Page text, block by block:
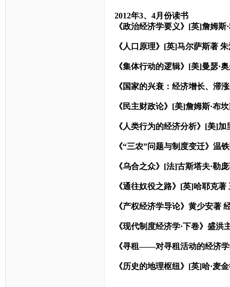
2012年3、 4月份读书
《政治经济学要义》 [英]詹姆斯
《人口原理》 [英]马尔萨斯著 朱
《集体行动的逻辑》 [美]曼瑟·
《国家的兴衰：经济增长、滞
《民主财政论》 [美]詹姆斯·布
《人类行为的经济分析》 [美]加
《“三农”问题与制度变迁》温
《乌合之众》 [法]古斯塔夫·勒
《通往奴役之路》 [英]哈耶克著
《产权经济学导论》黄少安著
《现代制度经济学·下卷》盛洪
《寻租——对寻租活动的经济
《历史的地理枢纽》 [英]哈·麦